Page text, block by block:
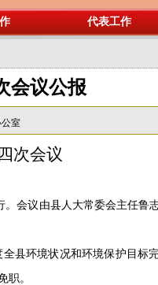
代表工作
会议公报
室
次会议
会议由县人大常委会主任鲁
全县环境状况和环境保护目标
职。